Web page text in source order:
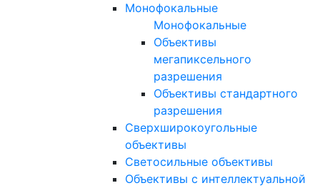
Монофокальные
Монофокальные
Объективы
мегапиксельного
разрешения
Объективы стандартного
разрешения
Сверхширокоугольные
объективы
Светосильные объективы
Объективы с интеллектуальной